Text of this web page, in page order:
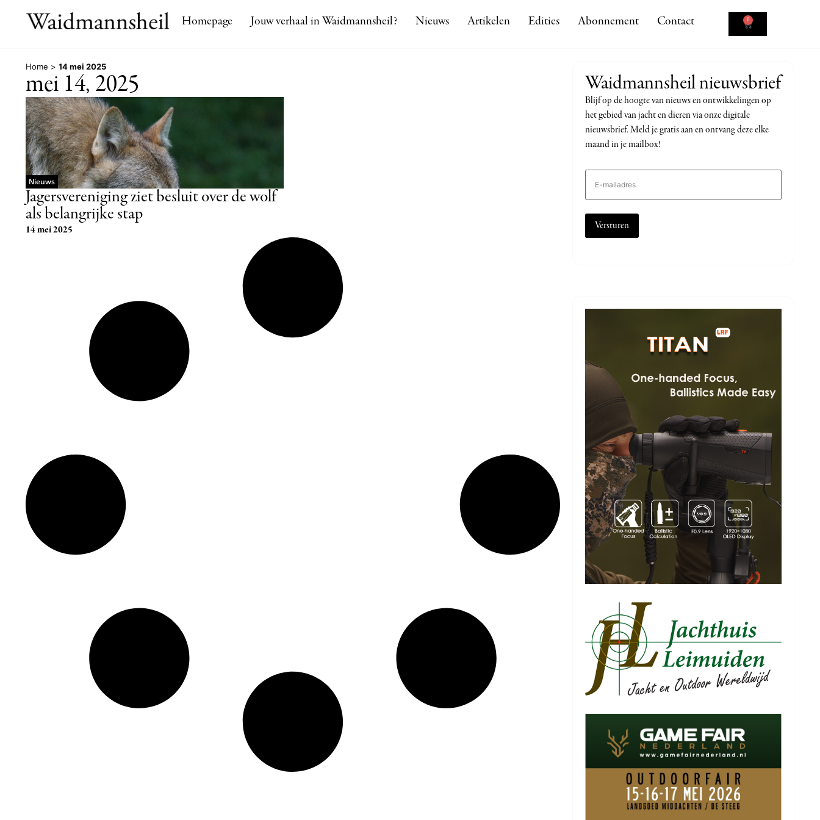
Homepage Jouw verhaal in Waidmannsheil? Nieuws Artikelen Edities Abonnement Contact 0
Home > 14 mei 2025
mei 14, 2025
Nieuws
Jagersvereniging ziet besluit over de wolf
als belangrijke stap
14 mei 2025
Waidmannsheil nieuwsbrief
Blijf op de hoogte van nieuws en ontwikkelingen op
het gebied van jacht en dieren via onze digitale
nieuwsbrief. Meld je gratis aan en ontvang deze elke
maand in je mailbox!
E-
mailadres